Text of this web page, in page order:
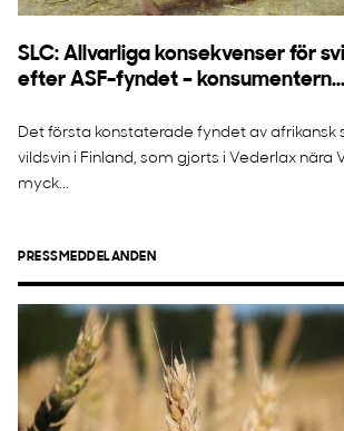
SLC: Allvarliga konsekvenser för
efter ASF-fyndet – konsumentern...
Det första konstaterade fyndet av afrikansk
vildsvin i Finland, som gjorts i Vederlax nära
myck...
PRESSMEDDELANDEN